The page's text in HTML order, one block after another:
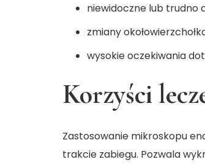
niewidoczne lub trudno
zmiany
wysokie oczekiwania
Korzyści
Zastosowanie mikroskopu
trakcie zabiegu. Pozwala